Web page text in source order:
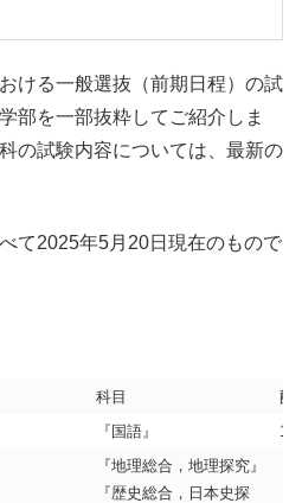
ける一般選抜（前期日程）の試
部を一部抜粋してご紹介しま
の試験内容については、最新の
て2025年5月20日現在のもので
科目 配
『国語』
『地理総合，地理探究』
『歴史総合，日本史探